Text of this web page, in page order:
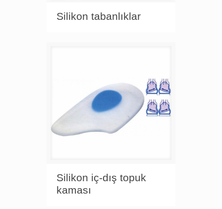
Silikon tabanlıklar
Silikon iç-dış topuk
kaması